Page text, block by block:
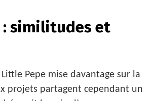
: similitudes et
Pepe mise davantage sur la
projets partagent cependant un